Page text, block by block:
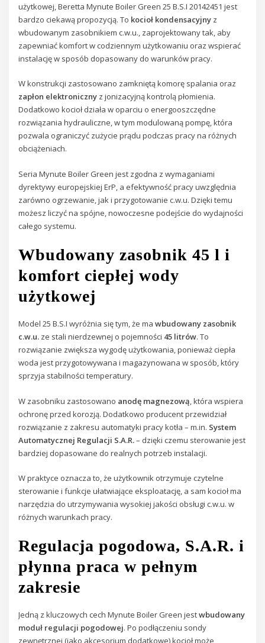
użytkowej, Beretta Mynute Boiler Green 25 B.S.I 20142451 jest
bardzo ciekawą propozycją. To kocioł kondensacyjny z
wbudowanym zasobnikiem c.w.u., zaprojektowany tak, aby
zapewniać komfort w codziennym użytkowaniu oraz wspierać
instalację w sposób dopasowany do warunków pracy.
W konstrukcji zastosowano zamkniętą komorę spalania oraz
zapłon elektroniczny z jonizacyjną kontrolą płomienia.
Dodatkowo kocioł działa w oparciu o energooszczędne
rozwiązania hydrauliczne, w tym modulowaną pompę, która
pozwala ograniczyć zużycie prądu podczas pracy na różnych
obciążeniach.
Seria Mynute Boiler Green jest zgodna z wymaganiami
dyrektywy europejskiej ErP, a efektywność pracy uwzględnia
zarówno ogrzewanie, jak i przygotowanie c.w.u. Dzięki temu
możesz liczyć na spójne, nowoczesne podejście do wydajności
całego systemu.
Wbudowany zasobnik 45 l i
komfort ciepłej wody
użytkowej
Model 25 B.S.I wyróżnia się tym, że mawbudowany zasobnik
c.w.u. ze stali nierdzewnej o pojemności 45 litrów. To
rozwiązanie zwiększa wygodę użytkowania, ponieważ ciepła
woda jest przygotowywana i magazynowana w sposób, który
sprzyja stabilności temperatury.
W zasobniku zastosowano anodę magnezową , która wspiera
ochronę przed korozją. Dodatkowo producent przewidział
rozwiązanie z zakresu automatyki pracy kotła – m.in. System
Automatycznej Regulacji S.A.R.– dzięki czemu sterowanie jest
bardziej dopasowane do realnych potrzeb instalacji.
W praktyce oznacza to, że użytkownik otrzymuje czytelne
sterowanie i funkcje ułatwiające eksploatację, a sam kocioł ma
narzędzia do utrzymywania wysokiej jakości obsługi c.w.u. w
różnych warunkach pracy.
Regulacja pogodowa, S.A.R. i
płynna praca w pełnym
zakresie
Jedną z kluczowych cech Mynute Boiler Green jestwbudowany
moduł regulacji pogodowej. Po podłączeniu sondy
zewnętrznej (jako akcesorium dodatkowe) kocioł może